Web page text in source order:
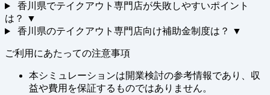
香川県でテイクアウト専門店が失敗しやすいポイント
は？
▼
香川県のテイクアウト専門店向け補助金制度は？
▼
ご利用にあたっての注意事項
本シミュレーションは開業検討の参考情報であり、収
益や費用を保証するものではありません。